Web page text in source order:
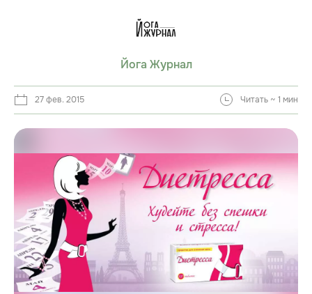
Йога Журнал
27 фев. 2015 Читать ~ 1 мин